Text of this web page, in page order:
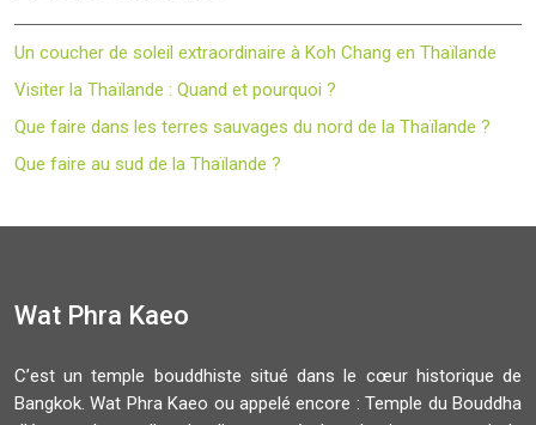
Un coucher de soleil extraordinaire à Koh Chang en Thaïlande
Visiter la Thaïlande : Quand et pourquoi ?
Que faire dans les terres sauvages du nord de la Thaïlande ?
Que faire au sud de la Thaïlande ?
Wat Phra Kaeo
C’est un temple bouddhiste situé dans le cœur historique de
Bangkok. Wat Phra Kaeo ou appelé encore : Temple du Bouddha